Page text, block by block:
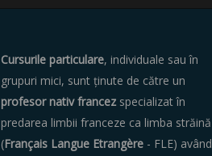
Cursurile particulare, individuale sau în
grupuri mici, sunt ținute de către un
profesor nativ francez specializat în
predarea limbii franceze ca limba străină
(Français Langue Etrangère - FLE) având